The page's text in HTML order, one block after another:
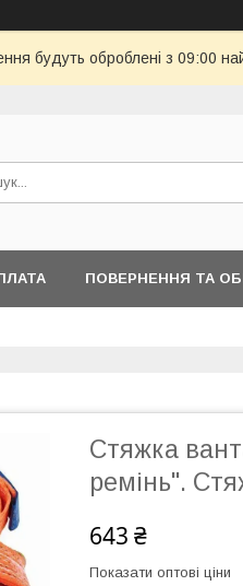
будуть оброблені з 09:00
ПОВЕРНЕННЯ ТА
Стяжка
ремінь".
643 ₴
Показати оптові ціни